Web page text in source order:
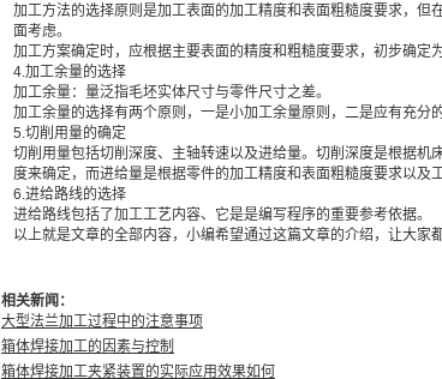
加工方法的选择原则是加工表面的加工精度和表面粗糙度要求，
面考虑。
加工方案确定时，应根据主要表面的精度和粗糙度要求，初步确定
4.加工余量的选择
加工余量：量泛指毛坯实体尺寸与零件尺寸之差。
加工余量的选择有两个原则，一是小加工余量原则，二是应有充分
5.切削用量的确定
切削用量包括切削深度、主轴转速以及进给量。切削深度是根据
度来确定，而进给量是根据零件的加工精度和表面粗糙度要求以及
6.进给路线的选择
进给路线包括了加工工艺内容、它是是编写程序的重要参考依据。
以上就是文章的全部内容，小编希望通过这篇文章的介绍，让大家
相关新闻：
大型法兰加工过程中的注意事项
箱体焊接加工的因素与控制
箱体焊接加工夹紧装置的实际应用效果如何